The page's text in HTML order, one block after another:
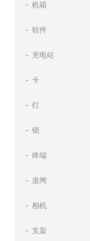
机箱
软件
充电站
卡
灯
锁
终端
道闸
相机
支架